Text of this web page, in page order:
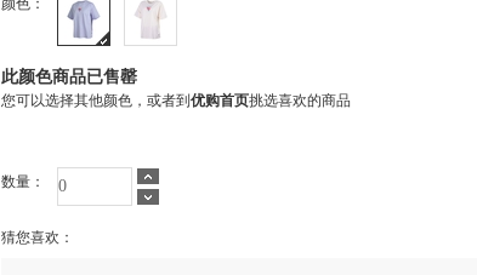
颜色：
此颜色商品已售罄
您可以选择其他颜色，或者到 优购首页挑选喜欢的商品
数量：
猜您喜欢：